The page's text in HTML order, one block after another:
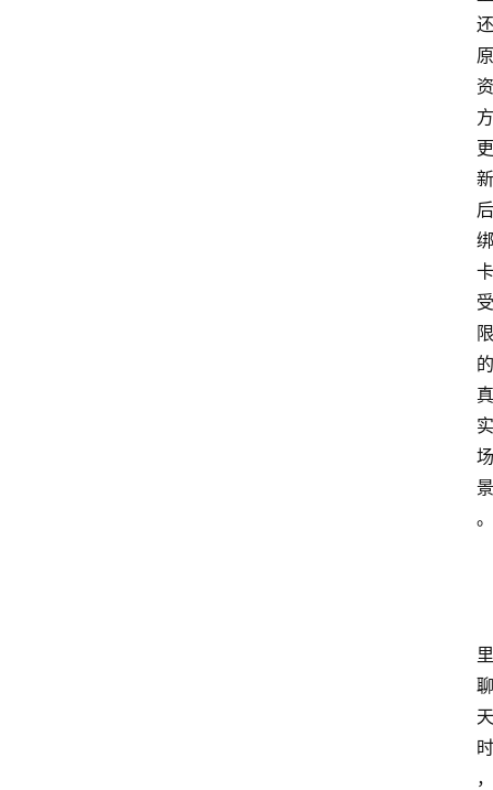
还
原
资
方
更
新
后
绑
卡
受
限
的
真
实
场
景
。
里
聊
天
时
，